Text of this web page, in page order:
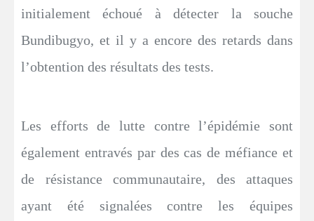
initialement échoué à détecter la souche
Bundibugyo, et il y a encore des retards dans
l’obtention des résultats des tests.
Les efforts de lutte contre l’épidémie sont
également entravés par des cas de méfiance et
de résistance communautaire, des attaques
ayant été signalées contre les équipes